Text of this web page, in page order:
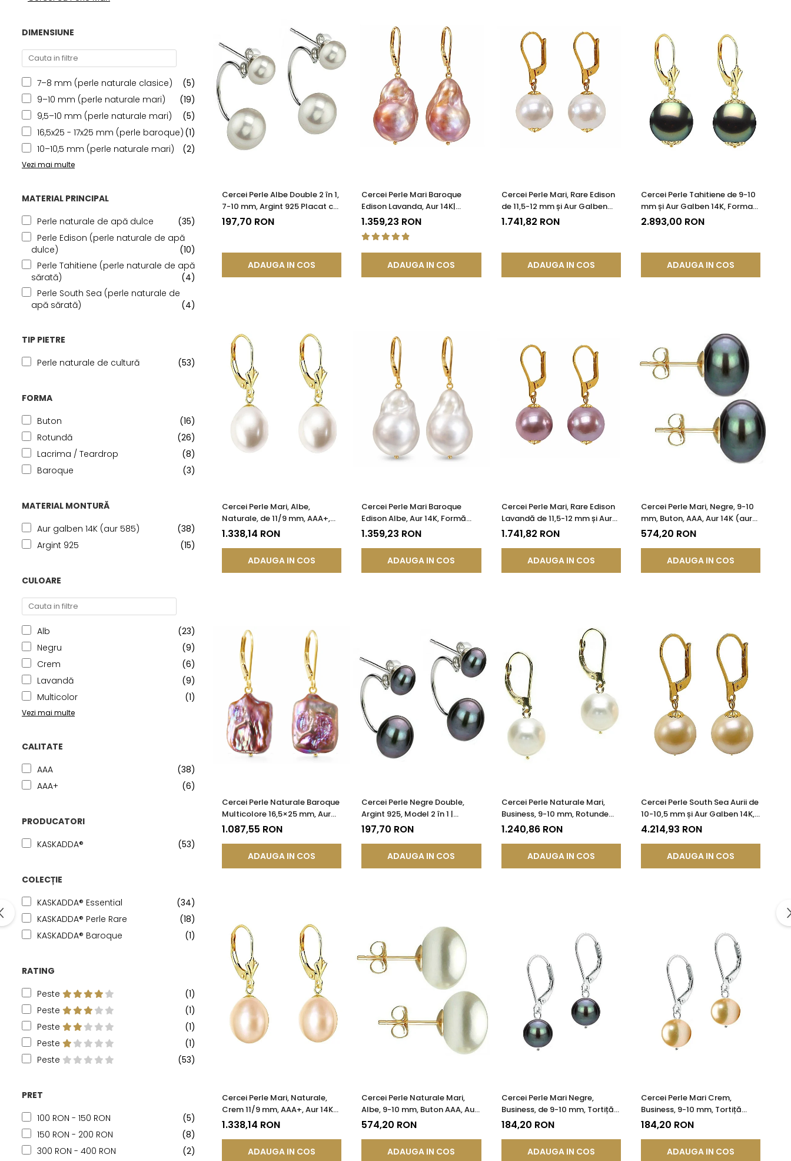
Brose cu Perle
DIMENSIUNE
7–8 mm (perle naturale clasice)
(5)
9–10 mm (perle naturale mari)
(19)
9,5–10 mm (perle naturale mari)
(5)
16,5x25 - 17x25 mm (perle baroque) (1)
10–10,5 mm (perle naturale mari)
(2)
Vezi mai multe
MATERIAL PRINCIPAL
Perle naturale de apă dulce
(35)
Perle Edison (perle naturale de apă
dulce)
(10)
Perle Tahitiene (perle naturale de apă
sărată)
(4)
Perle South Sea (perle naturale de
apă sărată)
(4)
TIP PIETRE
Perle naturale de cultură
(53)
FORMA
Buton
(16)
Rotundă
(26)
Lacrima / Teardrop
(8)
Baroque
(3)
MATERIAL MONTURĂ
Aur galben 14K (aur 585)
(38)
Argint 925
(15)
CULOARE
Alb
(23)
Negru
(9)
Crem
(6)
Lavandă
(9)
Multicolor
(1)
Vezi mai multe
CALITATE
AAA
(38)
AAA+
(6)
PRODUCATORI
KASKADDA®
(53)
COLECȚIE
KASKADDA® Essential
(34)
KASKADDA® Perle Rare
(18)
KASKADDA® Baroque
(1)
RATING
Peste
(1)
Peste
(1)
Peste
(1)
Peste
(1)
Peste
(53)
PRET
100 RON - 150 RON
(5)
150 RON - 200 RON
(8)
300 RON - 400 RON
(2)
Cercei Perle Albe Double 2 în 1,
7-10 mm, Argint 925 Placat cu
Platină | KASKADDA®
197,70 RON
ADAUGA IN COS
Cercei Perle Mari Baroque
Edison Lavanda, Aur 14K|
KASKADDA®
1.359,23 RON
ADAUGA IN COS
Cercei Perle Mari, Rare Edison
de 11,5-12 mm și Aur Galben
14K, Bijuterie de Colecție|
KASKADDA®
1.741,82 RON
ADAUGA IN COS
Cercei Perle Tahitiene de 9-10
mm și Aur Galben 14K, Forma
Rotundă | KASKADDA®
2.893,00 RON
ADAUGA IN COS
Cercei Perle Mari, Albe,
Naturale, de 11/9 mm, AAA+,
Aur 14K (aur 585), Forma
Lacrimă | KASKADDA®
1.338,14 RON
ADAUGA IN COS
Cercei Perle Mari Baroque
Edison Albe, Aur 14K, Formă
Organică | KASKADDA®
1.359,23 RON
ADAUGA IN COS
Cercei Perle Mari, Rare Edison
Lavandă de 11,5-12 mm și Aur
Galben 14K | KASKADDA®
1.741,82 RON
ADAUGA IN COS
Cercei Perle Mari, Negre, 9-10
mm, Buton, AAA, Aur 14K (aur
585), Tip Șurub | KASKADDA®
574,20 RON
ADAUGA IN COS
Cercei Perle Naturale Baroque
Multicolore 16,5×25 mm, Aur
14K (aur 585), Tortiță Închisă |
KASKADDA®
1.087,55 RON
ADAUGA IN COS
Cercei Perle Negre Double,
Argint 925, Model 2 în 1 |
KASKADDA®
197,70 RON
ADAUGA IN COS
Cercei Perle Naturale Mari,
Business, 9-10 mm, Rotunde
AAA, Aur 14K (aur 585) |
KASKADDA®
1.240,86 RON
ADAUGA IN COS
Cercei Perle South Sea Aurii de
10-10,5 mm și Aur Galben 14K,
Forma Rotundă | KASKADDA®
4.214,93 RON
ADAUGA IN COS
Cercei Perle Mari, Naturale,
Crem 11/9 mm, AAA+, Aur 14K
(aur 585), Forma Lacrimă |
KASKADDA®
1.338,14 RON
ADAUGA IN COS
Cercei Perle Naturale Mari,
Albe, 9-10 mm, Buton AAA, Aur
14K (aur 585), Tip Șurub |
KASKADDA®
574,20 RON
ADAUGA IN COS
Cercei Perle Mari Negre,
Business, de 9-10 mm, Tortiță
Închisă, Argint 925 |
KASKADDA®
184,20 RON
ADAUGA IN COS
Cercei Perle Mari Crem,
Business, 9-10 mm, Tortiță
Închisă, Argint 925 - Calitate
AA+ | KASKADDA®
184,20 RON
ADAUGA IN COS